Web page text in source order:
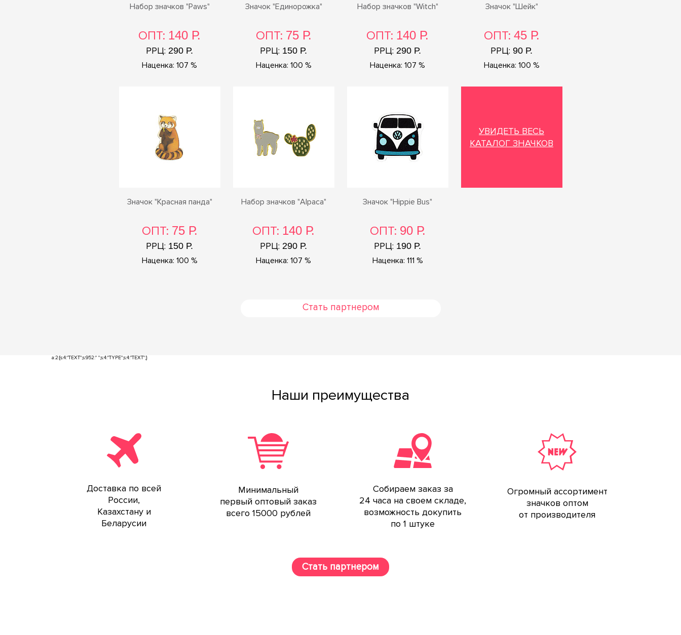
Набор значков "Paws"
ОПТ: 140 Р.
РРЦ: 290 Р.
Наценка: 107 %
Значок "Единорожка"
ОПТ: 75 Р.
РРЦ: 150 Р.
Наценка: 100 %
Набор значков "Witch"
ОПТ: 140 Р.
РРЦ: 290 Р.
Наценка: 107 %
Значок "Шейк"
ОПТ: 45 Р.
РРЦ: 90 Р.
Наценка: 100 %
Значок "Красная панда"
ОПТ: 75 Р.
РРЦ: 150 Р.
Наценка: 100 %
Набор значков "Alpaca"
ОПТ: 140 Р.
РРЦ: 290 Р.
Наценка: 107 %
Значок "Hippie Bus"
ОПТ: 90 Р.
РРЦ: 190 Р.
Наценка: 111 %
УВИДЕТЬ ВЕСЬ
КАТАЛОГ ЗНАЧКОВ
Стать партнером
a:2:{s:4:"TEXT";s:952:"
Наши преимущества
Доставка по всей
России,
Казахстану и
Беларусии
Минимальный
первый оптовый заказ
всего 15000 рублей
Собираем заказ за
24 часа на своем складе,
возможность докупить
по 1 штуке
Огромный ассортимент
значков оптом
от производителя
";s:4:"TYPE";s:4:"TEXT";}
Стать партнером